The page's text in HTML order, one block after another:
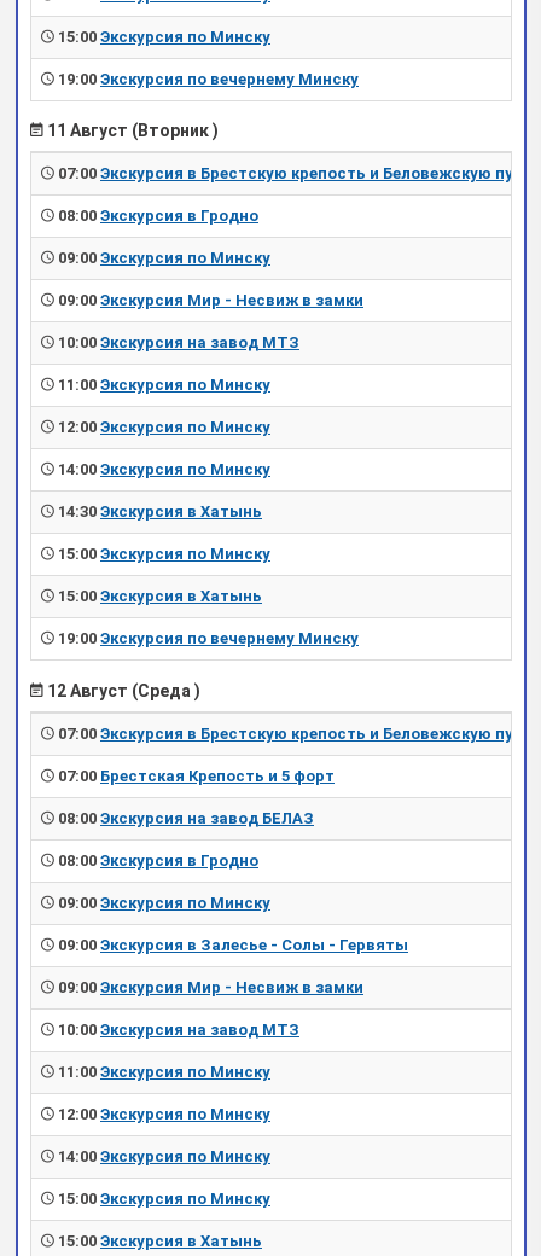
15:00 Экскурсия по Минску
19:00 Экскурсия по вечернему Минску
11 Август (Вторник )
07:00 Экскурсия в Брестскую крепость и Беловежскую пущу
08:00 Экскурсия в Гродно
09:00 Экскурсия по Минску
09:00 Экскурсия Мир - Несвиж в замки
10:00 Экскурсия на завод МТЗ
11:00 Экскурсия по Минску
12:00 Экскурсия по Минску
14:00 Экскурсия по Минску
14:30 Экскурсия в Хатынь
15:00 Экскурсия по Минску
15:00 Экскурсия в Хатынь
19:00 Экскурсия по вечернему Минску
12 Август (Среда )
07:00 Экскурсия в Брестскую крепость и Беловежскую пущу
07:00 Брестская Крепость и 5 форт
08:00 Экскурсия на завод БЕЛАЗ
08:00 Экскурсия в Гродно
09:00 Экскурсия по Минску
09:00 Экскурсия в Залесье - Солы - Гервяты
09:00 Экскурсия Мир - Несвиж в замки
10:00 Экскурсия на завод МТЗ
11:00 Экскурсия по Минску
12:00 Экскурсия по Минску
14:00 Экскурсия по Минску
15:00 Экскурсия по Минску
15:00 Экскурсия в Хатынь